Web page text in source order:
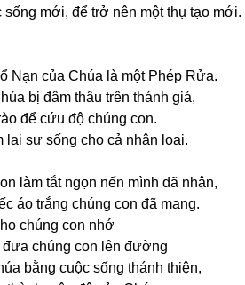
sống mới, để trở nên một thụ tạo mới.
Nạn của Chúa là một Phép Rửa.
bị đâm thâu trên thánh giá,
để cứu độ chúng con.
lại sự sống cho cả nhân loại.
làm tắt ngọn nến mình đã nhận,
áo trắng chúng con đã mang.
chúng con nhớ
đưa chúng con lên đường
bằng cuộc sống thánh thiện,